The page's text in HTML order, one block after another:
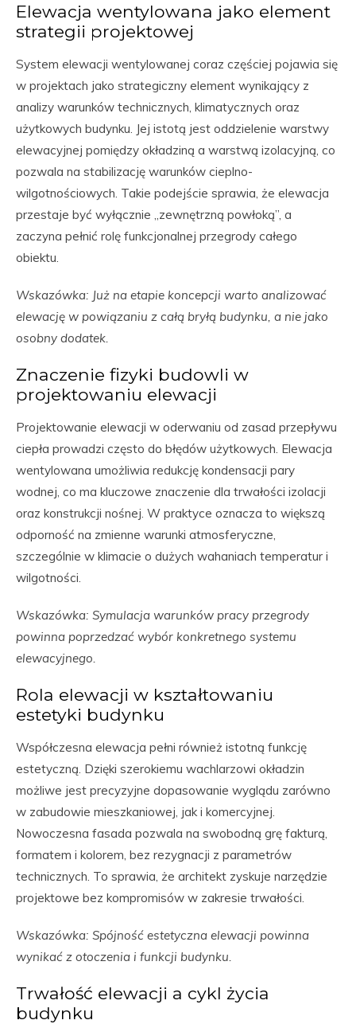
Elewacja wentylowana jako element
strategii projektowej
System elewacji wentylowanej coraz częściej pojawia się
w projektach jako strategiczny element wynikający z
analizy warunków technicznych, klimatycznych oraz
użytkowych budynku. Jej istotą jest oddzielenie warstwy
elewacyjnej pomiędzy okładziną a warstwą izolacyjną, co
pozwala na stabilizację warunków cieplno-
wilgotnościowych. Takie podejście sprawia, że elewacja
przestaje być wyłącznie „zewnętrzną powłoką”, a
zaczyna pełnić rolę funkcjonalnej przegrody całego
obiektu.
Wskazówka: Już na etapie koncepcji warto analizować
elewację w powiązaniu z całą bryłą budynku, a nie jako
osobny dodatek.
Znaczenie fizyki budowli w
projektowaniu elewacji
Projektowanie elewacji w oderwaniu od zasad przepływu
ciepła prowadzi często do błędów użytkowych. Elewacja
wentylowana umożliwia redukcję kondensacji pary
wodnej, co ma kluczowe znaczenie dla trwałości izolacji
oraz konstrukcji nośnej. W praktyce oznacza to większą
odporność na zmienne warunki atmosferyczne,
szczególnie w klimacie o dużych wahaniach temperatur i
wilgotności.
Wskazówka: Symulacja warunków pracy przegrody
powinna poprzedzać wybór konkretnego systemu
elewacyjnego.
Rola elewacji w kształtowaniu
estetyki budynku
Współczesna elewacja pełni również istotną funkcję
estetyczną. Dzięki szerokiemu wachlarzowi okładzin
możliwe jest precyzyjne dopasowanie wyglądu zarówno
w zabudowie mieszkaniowej, jak i komercyjnej.
Nowoczesna fasada pozwala na swobodną grę fakturą,
formatem i kolorem, bez rezygnacji z parametrów
technicznych. To sprawia, że architekt zyskuje narzędzie
projektowe bez kompromisów w zakresie trwałości.
Wskazówka: Spójność estetyczna elewacji powinna
wynikać z otoczenia i funkcji budynku.
Trwałość elewacji a cykl życia
budynku